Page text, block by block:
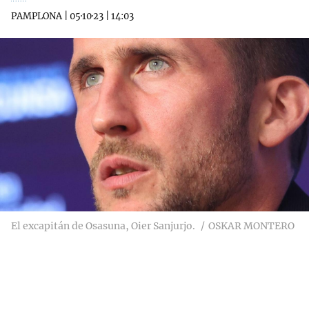
PAMPLONA| 05·10·23 14:03
El excapitán de Osasuna, Oier Sanjurjo. OSKAR MONTERO